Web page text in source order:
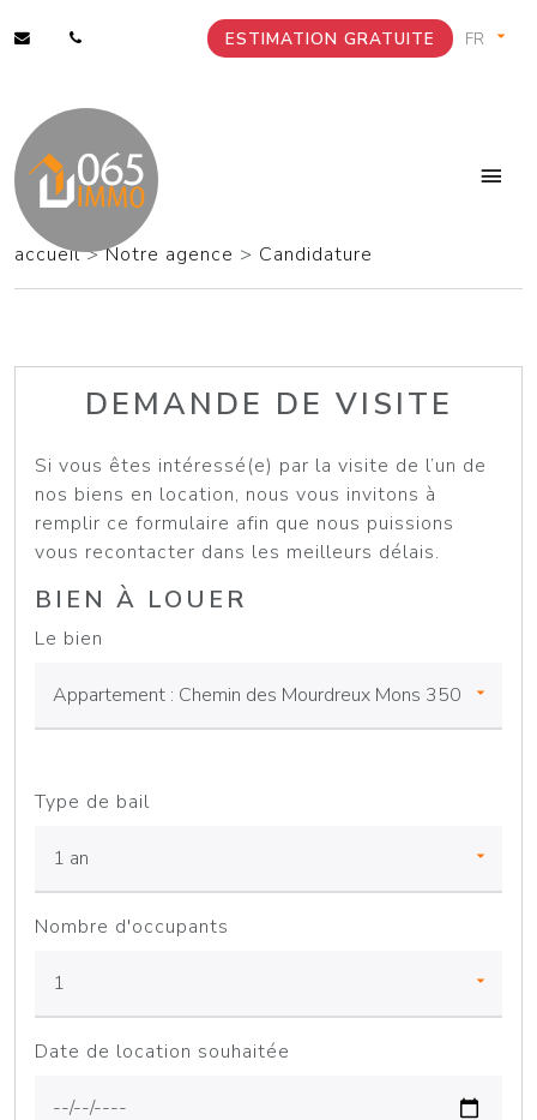
ESTIMATION GRATUITE
accueil>Notre agence > Candidature
DEMANDE DE VISITE
Si vous êtes intéressé(e) par la visite de l’un de
nos biens en location, nous vous invitons à
remplir ce formulaire afin que nous puissions
vous recontacter dans les meilleurs délais.
BIEN À LOUER
Le bien
Type de bail
Nombre d'occupants
Date de location souhaitée